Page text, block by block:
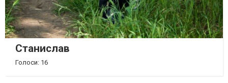
Станислав
Голоси: 16